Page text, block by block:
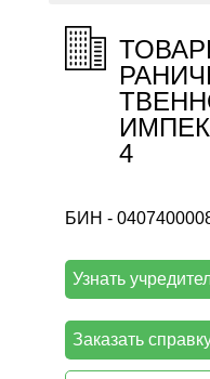
4
БИН -
Узнать
Заказать